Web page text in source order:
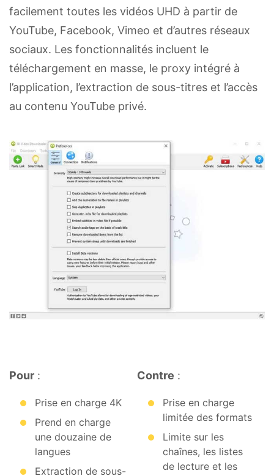
facilement toutes les vidéos UHD à partir de
YouTube, Facebook, Vimeo et d’autres réseaux
sociaux. Les fonctionnalités incluent le
téléchargement en masse, le proxy intégré à
l’application, l’extraction de sous-titres et l’accès
au contenu YouTube privé.
Pour :
Prise en charge 4K
Prend en charge
une douzaine de
langues
Extraction de sous-
Contre :
Prise en charge
limitée des formats
Limite sur les
chaînes, les listes
de lecture et les